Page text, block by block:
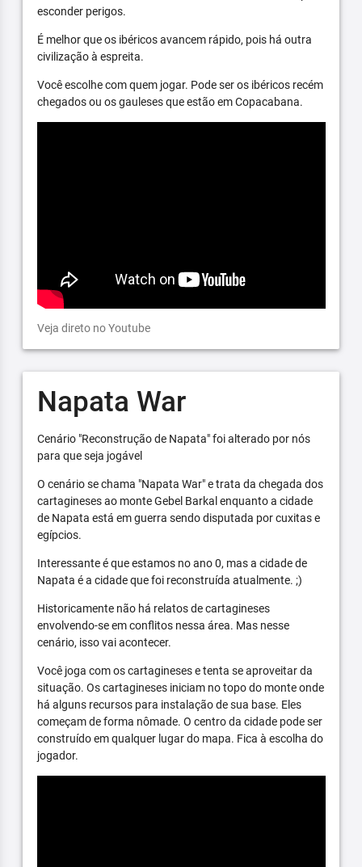
esconder perigos.
É melhor que os ibéricos avancem rápido, pois há outra
civilização à espreita.
Você escolhe com quem jogar. Pode ser os ibéricos recém
chegados ou os gauleses que estão em Copacabana.
Veja direto no Youtube
Napata War
Cenário "Reconstrução de Napata" foi alterado por nós
para que seja jogável
O cenário se chama "Napata War" e trata da chegada dos
cartagineses ao monte Gebel Barkal enquanto a cidade
de Napata está em guerra sendo disputada por cuxitas e
egípcios.
Interessante é que estamos no ano 0, mas a cidade de
Napata é a cidade que foi reconstruída atualmente. ;)
Historicamente não há relatos de cartagineses
envolvendo-se em conflitos nessa área. Mas nesse
cenário, isso vai acontecer.
Você joga com os cartagineses e tenta se aproveitar da
situação. Os cartagineses iniciam no topo do monte onde
há alguns recursos para instalação de sua base. Eles
começam de forma nômade. O centro da cidade pode ser
construído em qualquer lugar do mapa. Fica à escolha do
jogador.